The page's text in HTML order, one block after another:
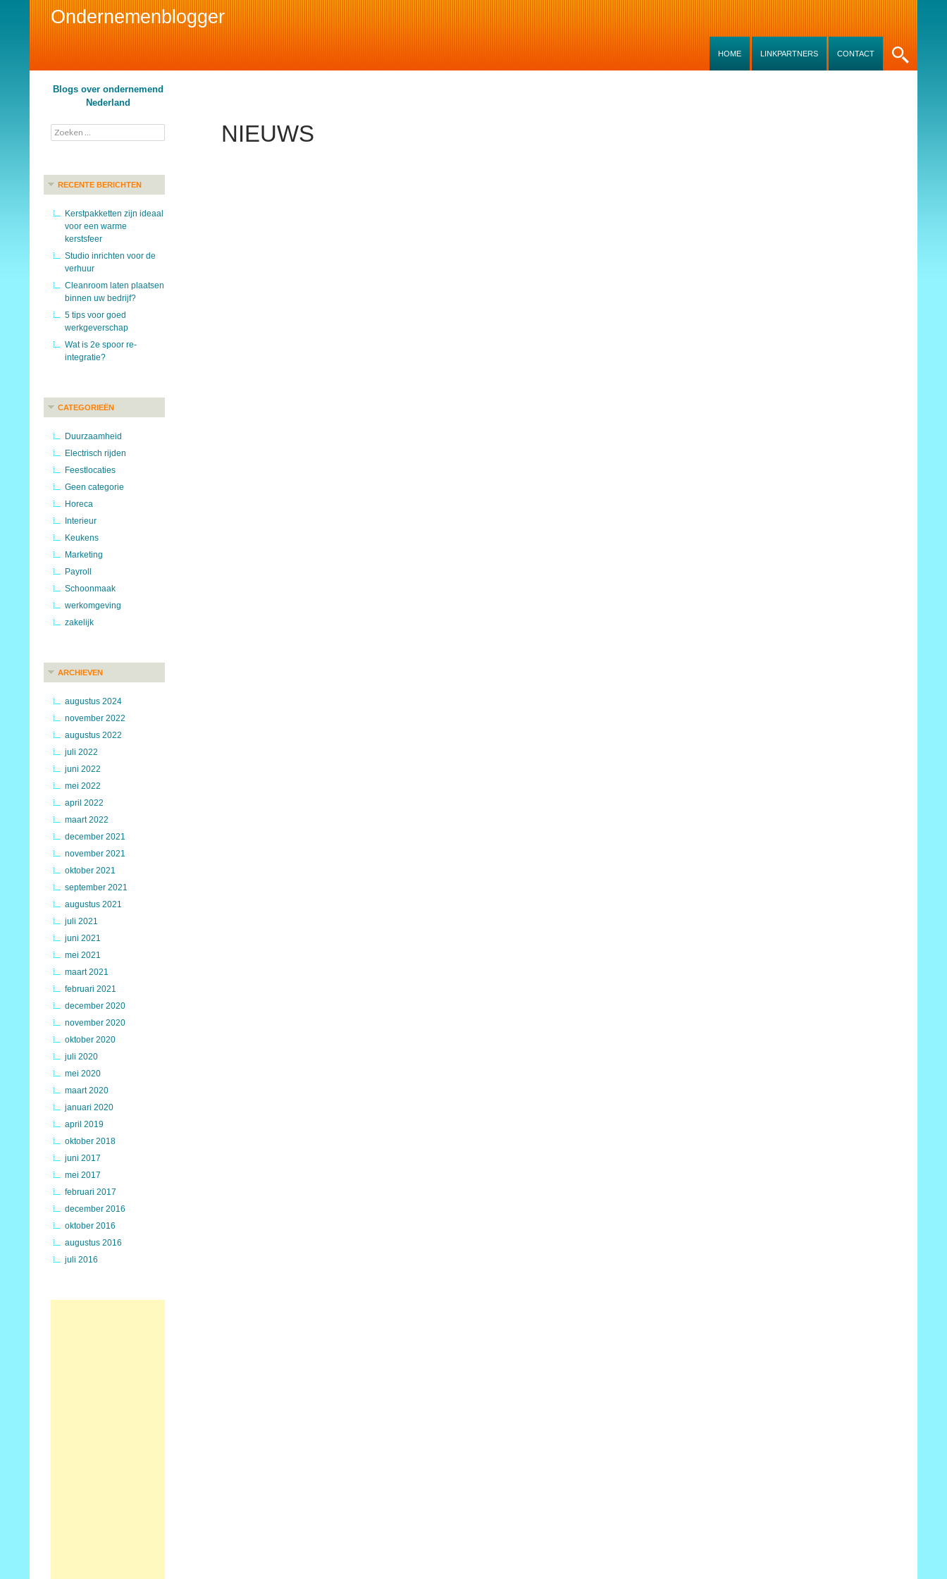
Ondernemenblogger
HOME LINKPARTNERS CONTACT
NIEUWS
Blogs over ondernemend
Nederland
Zoeken
naar:
RECENTE BERICHTEN
Kerstpakketten zijn ideaal
voor een warme
kerstsfeer
Studio inrichten voor de
verhuur
Cleanroom laten plaatsen
binnen uw bedrijf?
5 tips voor goed
werkgeverschap
Wat is 2e spoor re-
integratie?
CATEGORIEËN
Duurzaamheid
Electrisch rijden
Feestlocaties
Geen categorie
Horeca
Interieur
Keukens
Marketing
Payroll
Schoonmaak
werkomgeving
zakelijk
ARCHIEVEN
augustus 2024
november 2022
augustus 2022
juli 2022
juni 2022
mei 2022
april 2022
maart 2022
december 2021
november 2021
oktober 2021
september 2021
augustus 2021
juli 2021
juni 2021
mei 2021
maart 2021
februari 2021
december 2020
november 2020
oktober 2020
juli 2020
mei 2020
maart 2020
januari 2020
april 2019
oktober 2018
juni 2017
mei 2017
februari 2017
december 2016
oktober 2016
augustus 2016
juli 2016